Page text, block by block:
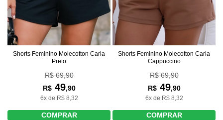
Shorts Feminino Molecotton Carla
Preto
R$ 69,90
R$49,90
6x de R$ 8,32
COMPRAR
Shorts Feminino Molecotton Carla
Cappuccino
R$ 69,90
R$49,90
6x de R$ 8,32
COMPRAR